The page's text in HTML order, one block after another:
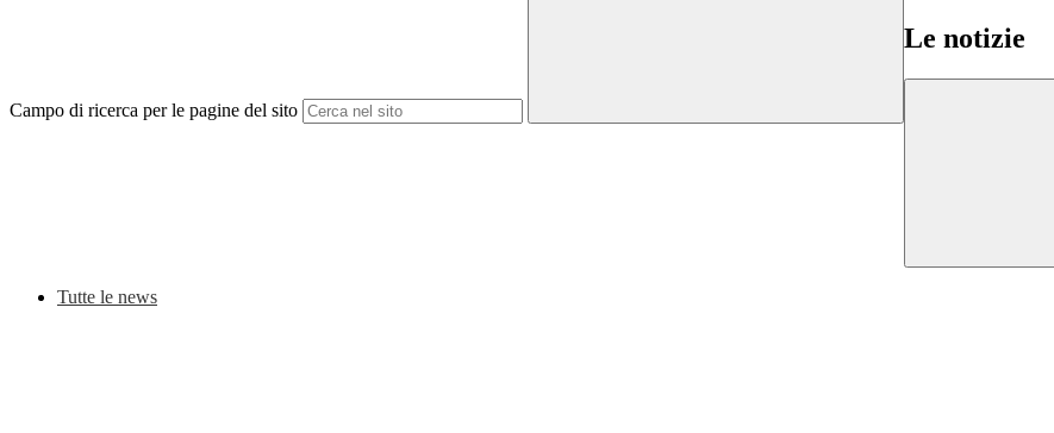
Campo di ricerca per le pagine del sito
Le notizie
Tutte le news